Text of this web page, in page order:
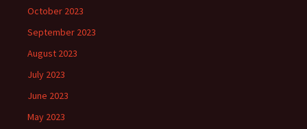
October 2023
September 2023
August 2023
July 2023
June 2023
May 2023